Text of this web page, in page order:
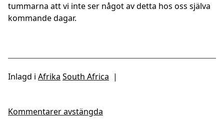
tummarna att vi inte ser något av detta hos oss själva
kommande dagar.
Inlagd i Afrika South Africa |
Kommentarer avstängda